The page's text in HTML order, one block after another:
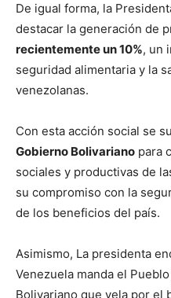
De igual forma, la
destacar la generación de
recientemente un 10%, un
seguridad alimentaria y la
venezolanas.
Con esta acción social se
Gobierno Bolivariano para
sociales y productivas de
su compromiso con la
de los beneficios del país.
Asimismo, La presidenta
Venezuela manda el
Bolivariano que vela por el